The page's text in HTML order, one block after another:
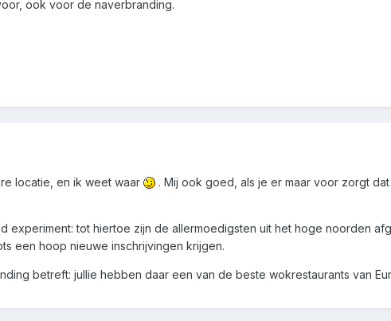
ook voor de naverbranding.
locatie, en ik weet waar
. Mij ook goed, als je er maar voor zorgt
experiment: tot hiertoe zijn de allermoedigsten uit het hoge noorden
een hoop nieuwe inschrijvingen krijgen.
betreft: jullie hebben daar een van de beste wokrestaurants van